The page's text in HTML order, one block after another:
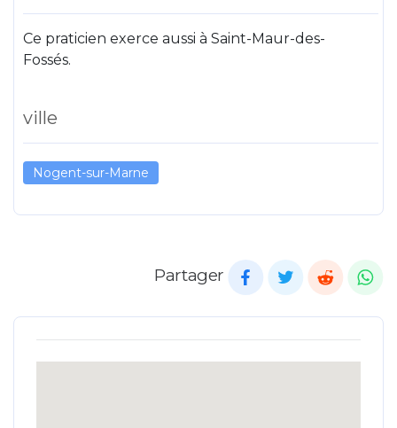
Ce praticien exerce aussi à Saint-Maur-des-
Fossés.
ville
Nogent-sur-Marne
Partager